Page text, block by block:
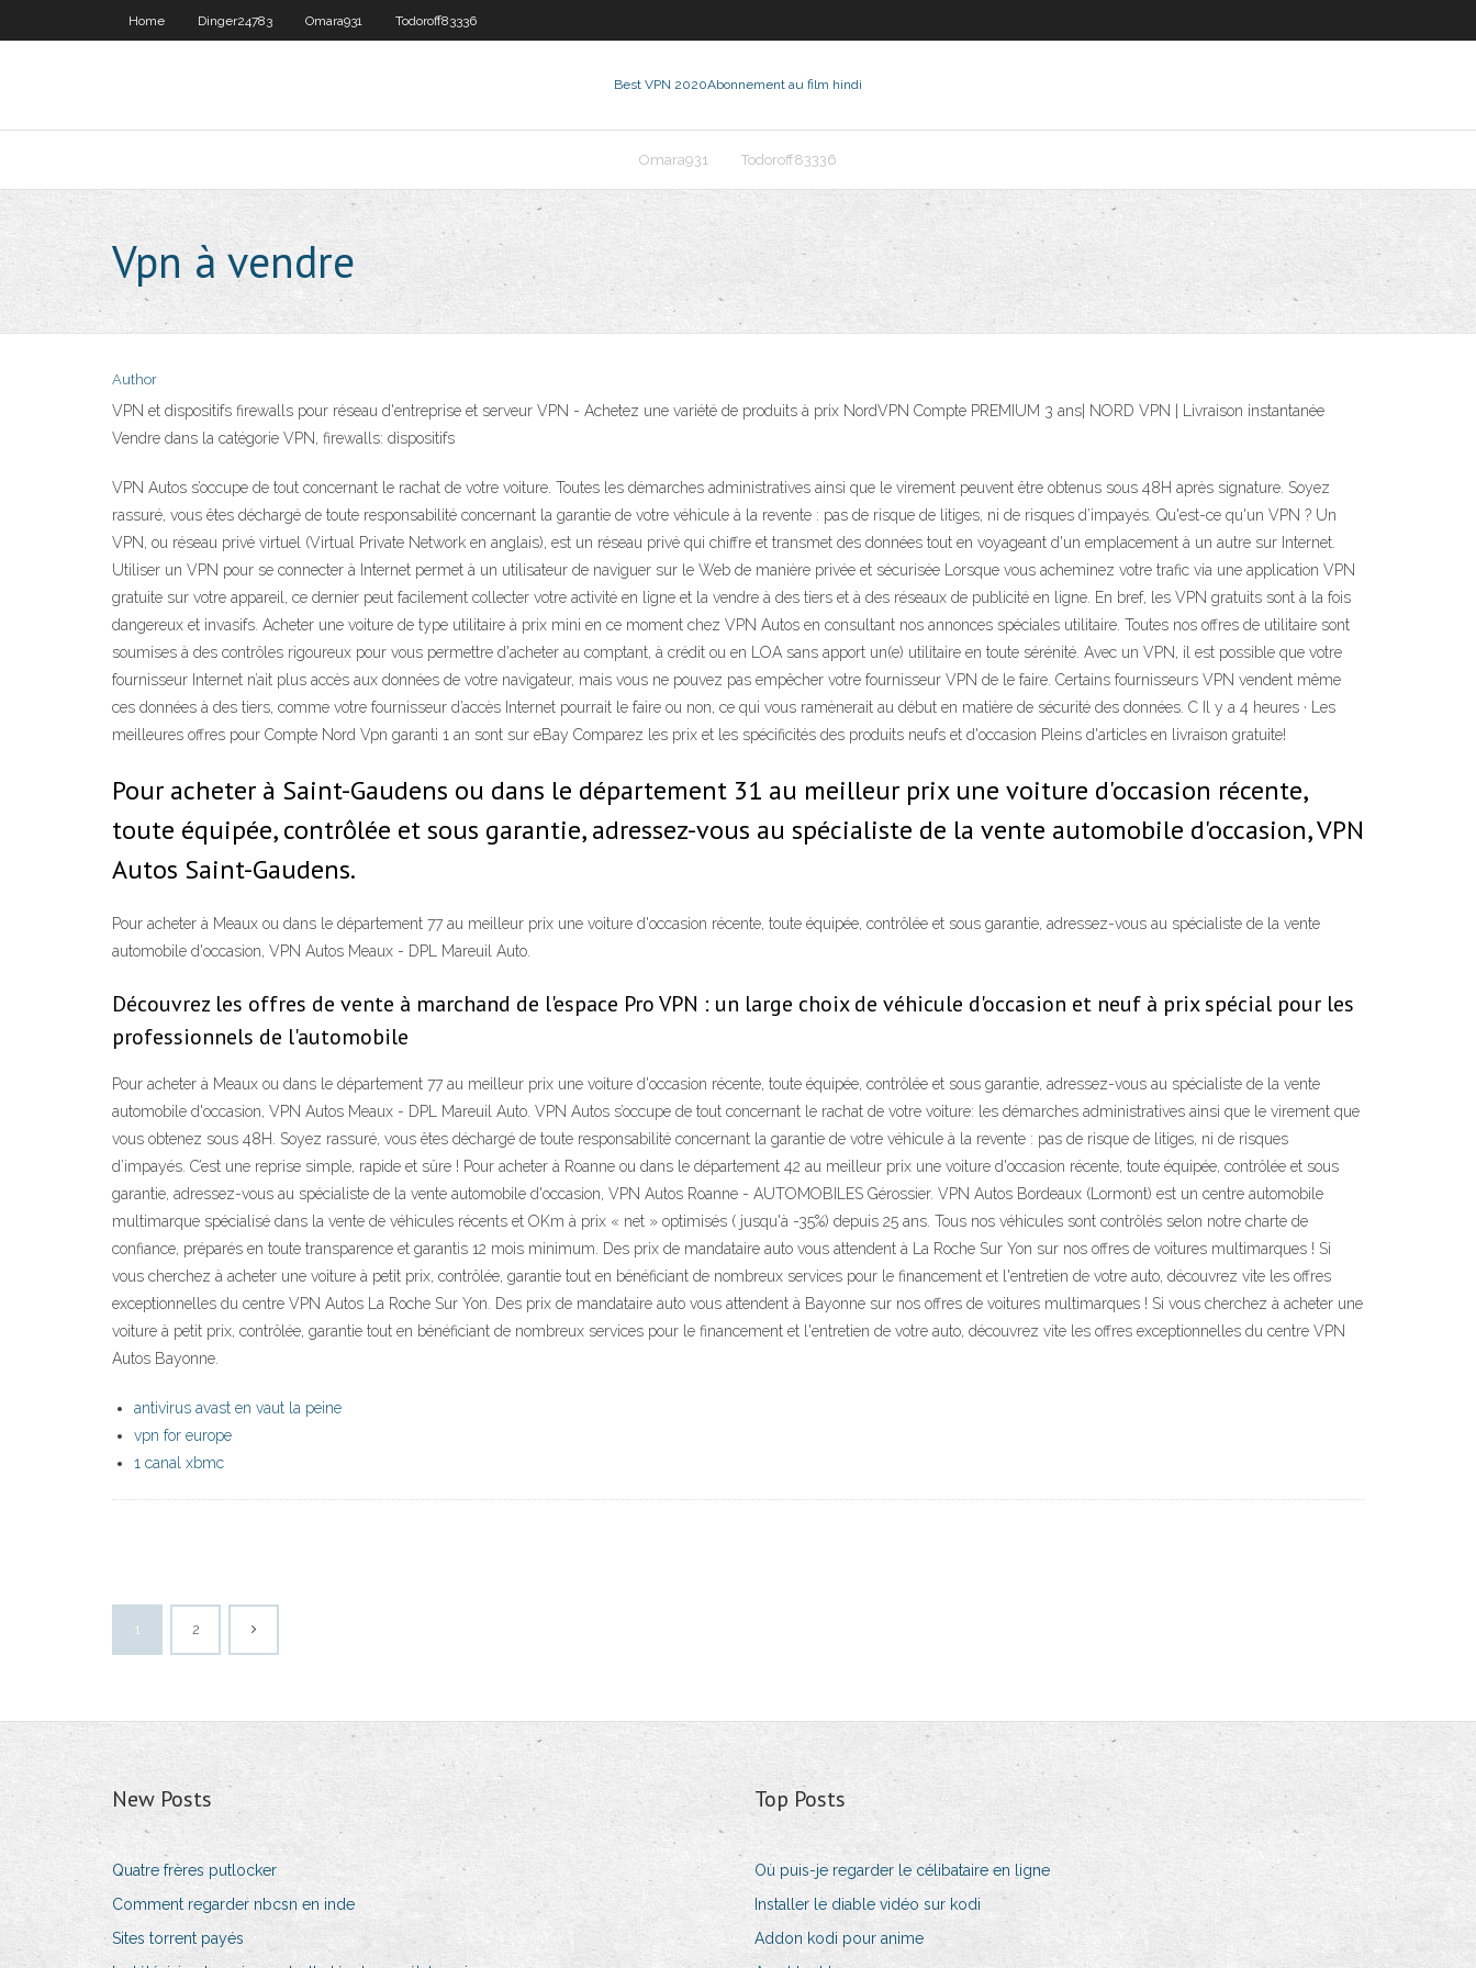
Home Dinger24783 Omara931 Todoroff83336
Best VPN 2020Abonnement au film hindi
Omara931 Todoroff83336
Vpn à vendre
Author
VPN et dispositifs firewalls pour réseau d'entreprise et serveur VPN - Achetez une variété de produits à prix NordVPN Compte PREMIUM 3 ans| NORD VPN | Livraison instantanée
Vendre dans la catégorie VPN, firewalls: dispositifs
VPN Autos s’occupe de tout concernant le rachat de votre voiture. Toutes les démarches administratives ainsi que le virement peuvent être obtenus sous 48H après signature. Soyez
rassuré, vous êtes déchargé de toute responsabilité concernant la garantie de votre véhicule à la revente : pas de risque de litiges, ni de risques d’impayés. Qu'est-ce qu'un VPN ? Un
VPN, ou réseau privé virtuel (Virtual Private Network en anglais), est un réseau privé qui chiffre et transmet des données tout en voyageant d'un emplacement à un autre sur Internet.
Utiliser un VPN pour se connecter à Internet permet à un utilisateur de naviguer sur le Web de manière privée et sécurisée Lorsque vous acheminez votre trafic via une application VPN
gratuite sur votre appareil, ce dernier peut facilement collecter votre activité en ligne et la vendre à des tiers et à des réseaux de publicité en ligne. En bref, les VPN gratuits sont à la fois
dangereux et invasifs. Acheter une voiture de type utilitaire à prix mini en ce moment chez VPN Autos en consultant nos annonces spéciales utilitaire. Toutes nos offres de utilitaire sont
soumises à des contrôles rigoureux pour vous permettre d'acheter au comptant, à crédit ou en LOA sans apport un(e) utilitaire en toute sérénité. Avec un VPN, il est possible que votre
fournisseur Internet n’ait plus accès aux données de votre navigateur, mais vous ne pouvez pas empêcher votre fournisseur VPN de le faire. Certains fournisseurs VPN vendent même
ces données à des tiers, comme votre fournisseur d’accès Internet pourrait le faire ou non, ce qui vous ramènerait au début en matière de sécurité des données. C Il y a 4 heures · Les
meilleures offres pour Compte Nord Vpn garanti 1 an sont sur eBay Comparez les prix et les spécificités des produits neufs et d'occasion Pleins d'articles en livraison gratuite!
Pour acheter à Saint-Gaudens ou dans le département 31 au meilleur prix une voiture d'occasion récente,
toute équipée, contrôlée et sous garantie, adressez-vous au spécialiste de la vente automobile d'occasion, VPN
Autos Saint-Gaudens.
Pour acheter à Meaux ou dans le département 77 au meilleur prix une voiture d'occasion récente, toute équipée, contrôlée et sous garantie, adressez-vous au spécialiste de la vente
automobile d'occasion, VPN Autos Meaux - DPL Mareuil Auto.
Découvrez les offres de vente à marchand de l'espace Pro VPN : un large choix de véhicule d'occasion et neuf à prix spécial pour les
professionnels de l'automobile
Pour acheter à Meaux ou dans le département 77 au meilleur prix une voiture d'occasion récente, toute équipée, contrôlée et sous garantie, adressez-vous au spécialiste de la vente
automobile d'occasion, VPN Autos Meaux - DPL Mareuil Auto. VPN Autos s’occupe de tout concernant le rachat de votre voiture: les démarches administratives ainsi que le virement que
vous obtenez sous 48H. Soyez rassuré, vous êtes déchargé de toute responsabilité concernant la garantie de votre véhicule à la revente : pas de risque de litiges, ni de risques
d’impayés. C’est une reprise simple, rapide et sûre ! Pour acheter à Roanne ou dans le département 42 au meilleur prix une voiture d'occasion récente, toute équipée, contrôlée et sous
garantie, adressez-vous au spécialiste de la vente automobile d'occasion, VPN Autos Roanne - AUTOMOBILES Gérossier. VPN Autos Bordeaux (Lormont) est un centre automobile
multimarque spécialisé dans la vente de véhicules récents et OKm à prix « net » optimisés ( jusqu'à -35%) depuis 25 ans. Tous nos véhicules sont contrôlés selon notre charte de
confiance, préparés en toute transparence et garantis 12 mois minimum. Des prix de mandataire auto vous attendent à La Roche Sur Yon sur nos offres de voitures multimarques ! Si
vous cherchez à acheter une voiture à petit prix, contrôlée, garantie tout en bénéficiant de nombreux services pour le financement et l'entretien de votre auto, découvrez vite les offres
exceptionnelles du centre VPN Autos La Roche Sur Yon. Des prix de mandataire auto vous attendent à Bayonne sur nos offres de voitures multimarques ! Si vous cherchez à acheter une
voiture à petit prix, contrôlée, garantie tout en bénéficiant de nombreux services pour le financement et l'entretien de votre auto, découvrez vite les offres exceptionnelles du centre VPN
Autos Bayonne.
antivirus avast en vaut la peine
vpn for europe
1 canal xbmc
1 2
New Posts
Quatre frères putlocker
Comment regarder nbcsn en inde
Sites torrent payés
Top Posts
Où puis-je regarder le célibataire en ligne
Installer le diable vidéo sur kodi
Addon kodi pour anime